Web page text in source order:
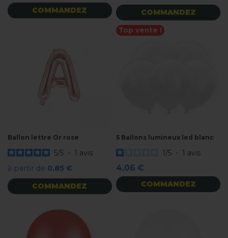
COMMANDEZ
COMMANDEZ
Ballon lettre Or rose
5/5 - 1 avis
à partir de 0,85 €
COMMANDEZ
Top vente !
5 Ballons lumineux led blanc
1/5 - 1 avis
4,06 €
COMMANDEZ